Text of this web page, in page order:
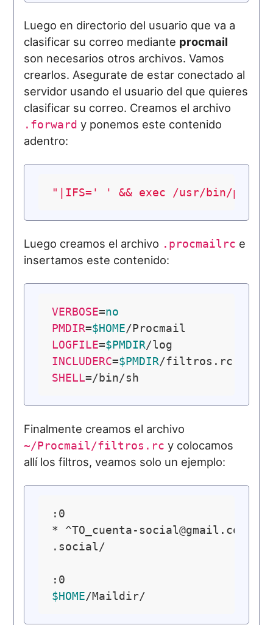
Luego en directorio del usuario que va a
clasificar su correo mediante procmail
son necesarios otros archivos. Vamos
crearlos. Asegurate de estar conectado al
servidor usando el usuario del que quieres
clasificar su correo. Creamos el archivo
.forward y ponemos este contenido
adentro:
"|IFS=' ' && exec /usr/bin/
Luego creamos el archivo .procmailrc e
insertamos este contenido:
VERBOSE=no
PMDIR=$HOME
LOGFILE=$PMDIR
INCLUDERC=$PMDIR
SHELL
Finalmente creamos el archivo
~/Procmail/filtros.rc y colocamos
allí los filtros, veamos solo un ejemplo:
:0
* ^TO_cuenta-social@gmail.com
.social/
$HOME